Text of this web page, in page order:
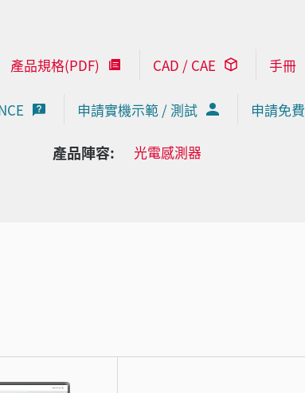
產品規格(PDF) CAD / CAE 手冊
申請實機示範 / 測試 申請免
產品陣容: 光電感測器